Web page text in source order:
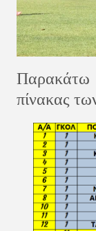
Παρακάτω
πίνακας